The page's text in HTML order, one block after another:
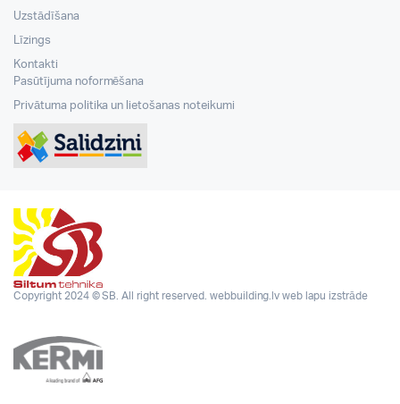
Uzstādīšana
Līzings
Kontakti
Pasūtījuma noformēšana
Privātuma politika un lietošanas noteikumi
Copyright 2024 © SB. All right reserved. webbuilding.lvweb lapu izstrāde